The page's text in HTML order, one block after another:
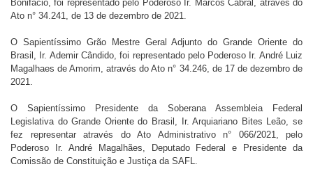
Bonifácio, foi representado pelo Poderoso Ir. Marcos Cabral, através do
Ato n° 34.241, de 13 de dezembro de 2021.
O Sapientíssimo Grão Mestre Geral Adjunto do Grande Oriente do
Brasil, Ir. Ademir Cândido, foi representado pelo Poderoso Ir. André Luiz
Magalhaes de Amorim, através do Ato n° 34.246, de 17 de dezembro de
2021.
O Sapientíssimo Presidente da Soberana Assembleia Federal
Legislativa do Grande Oriente do Brasil, Ir. Arquiariano Bites Leão, se
fez representar através do Ato Administrativo n° 066/2021, pelo
Poderoso Ir. André Magalhães, Deputado Federal e Presidente da
Comissão de Constituição e Justiça da SAFL.